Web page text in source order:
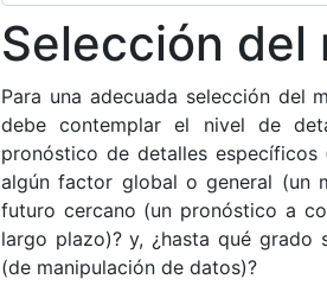
Selección
Para una adecuada selección del
debe contemplar el nivel de
pronóstico de detalles
algún factor global o general (un
futuro cercano (un pronóstico a
largo plazo)? y, ¿hasta qué
(de manipulación de datos)?